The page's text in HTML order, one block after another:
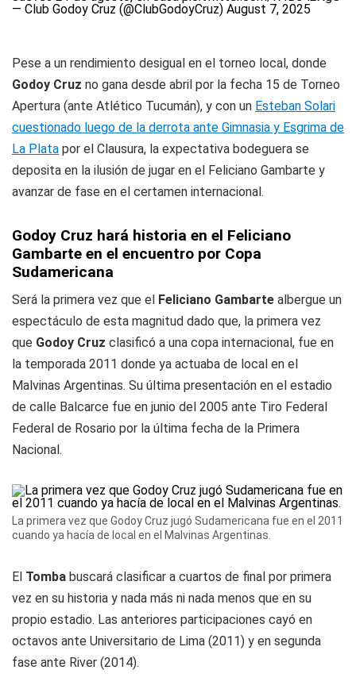
— Club Godoy Cruz (@ClubGodoyCruz) August 7, 2025
Pese a un rendimiento desigual en el torneo local, donde
Godoy Cruz no gana desde abril por la fecha 15 de Torneo
Apertura (ante Atlético Tucumán), y con un Esteban Solari
cuestionado luego de la derrota ante Gimnasia y Esgrima de
La Plata por el Clausura, la expectativa bodeguera se
deposita en la ilusión de jugar en el Feliciano Gambarte y
avanzar de fase en el certamen internacional.
Godoy Cruz hará historia en el Feliciano
Gambarte en el encuentro por Copa
Sudamericana
Será la primera vez que el Feliciano Gambarte albergue un
espectáculo de esta magnitud dado que, la primera vez
que Godoy Cruz clasificó a una copa internacional, fue en
la temporada 2011 donde ya actuaba de local en el
Malvinas Argentinas. Su última presentación en el estadio
de calle Balcarce fue en junio del 2005 ante Tiro Federal
Federal de Rosario por la última fecha de la Primera
Nacional.
La primera vez que Godoy Cruz jugó Sudamericana fue en el 2011
cuando ya hacía de local en el Malvinas Argentinas.
El Tomba buscará clasificar a cuartos de final por primera
vez en su historia y nada más ni nada menos que en su
propio estadio. Las anteriores participaciones cayó en
octavos ante Universitario de Lima (2011) y en segunda
fase ante River (2014).